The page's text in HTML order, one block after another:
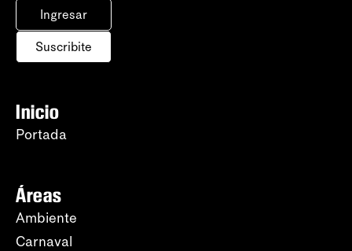
Ingresar
Suscribite
Inicio
Portada
Áreas
Ambiente
Carnaval